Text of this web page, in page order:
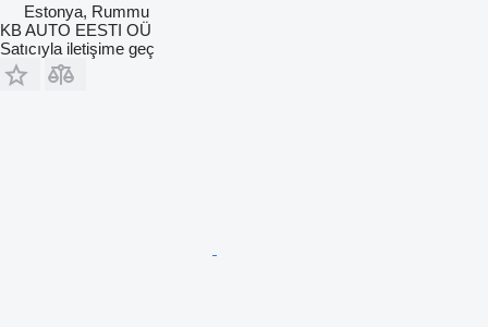
Estonya, Rummu
KB AUTO EESTI OÜ
Satıcıyla iletişime geç